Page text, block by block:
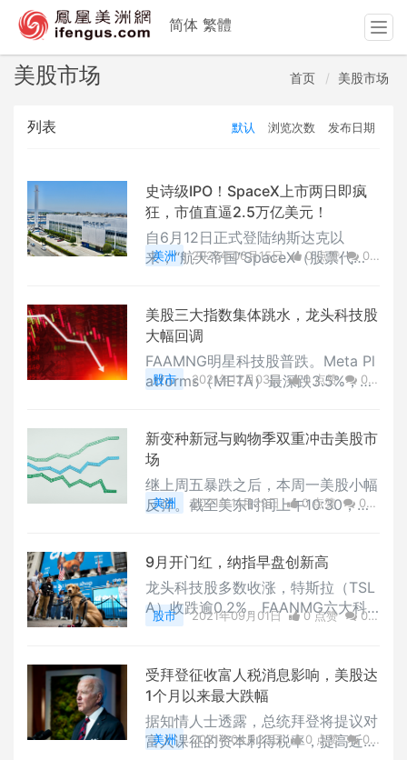
美股市场 首页 美股市场
列表 默认 浏览次数 发布日期
史诗级IPO！SpaceX上市两日即疯
狂，市值直逼2.5万亿美元！
自6月12日正式登陆纳斯达克以
来，“航天帝国”SpaceX（股票代
上规模最大的IPO，其连续两个交易
日的强劲走势，更是将这股“航天
热”推向了顶峰。
美洲 2026年06月15日 0 点赞
0
美股三大指数集体跳水，龙头科技股
大幅回调
FAAMNG明星科技股普跌。Meta Pl
atforms（META）最深跌3.5%，微
1%，谷歌母公司Alphabet（GOOG
L）跌超0.6%。特斯拉（TSLA）收
跌6.4%。英伟达（NVDA）收跌4.
5%，迈威尔科技（MRVL）涨近1
股市 2021年12月03日 0 点赞
0
新变种新冠与购物季双重冲击美股市
场
继上周五暴跌之后，本周一美股小幅
反弹。截至美东时间上午10:30，道
美洲 2021年11月29日 0 点赞
0
9月开门红，纳指早盘创新高
龙头科技股多数收涨，特斯拉（TSL
A）收跌逾0.2%。FAANMG六大科
技股中，奈飞（NFLX）收涨逾2%表
苹果（AAPL）涨逾0.4%盘中创新
高，谷歌母公司Alphabet（GOOG
L）涨近0.4%，亚马逊（AMZN）涨
逾0.2%，微软（MSFT）微跌0.0
2%。
股市 2021年09月01日 0 点赞
0
受拜登征收富人税消息影响，美股达
1个月以来最大跌幅
据知情人士透露，总统拜登将提议对
富人课征的资本利得税率，提高近1
美洲 2021年04月23日 0 点赞
0
简体 繁體
T
o
g
g
e
o